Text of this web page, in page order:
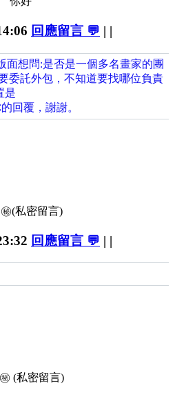
回應留言 💬 | |
面想問:是否是一個多名畫家的團
委託外包，不知道要找哪位負責
是
回覆，謝謝。
️(私密留言)
回應留言 💬 | |
(私密留言)